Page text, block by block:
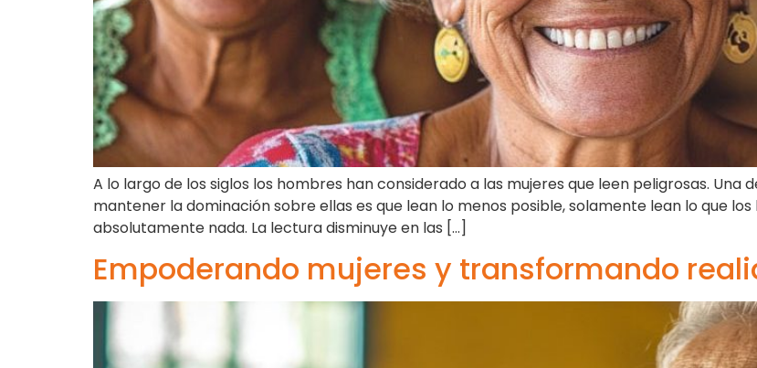
A lo largo de los siglos los hombres han considerado a las mujeres que leen peligrosas.
mantener la dominación sobre ellas es que lean lo menos posible, solamente lean lo que
absolutamente nada. La lectura disminuye en las […]
Empoderando mujeres y transformando